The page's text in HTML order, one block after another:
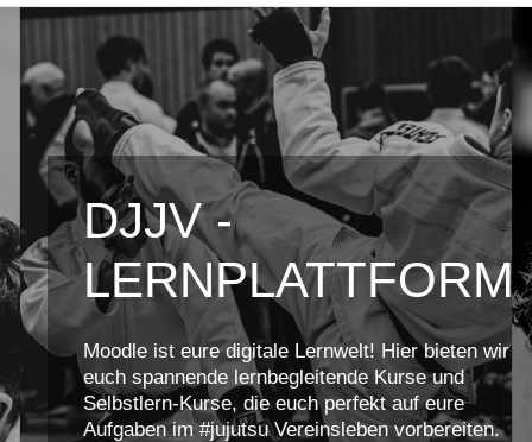
DJJV -
LERNPLATTFORM
Moodle ist eure digitale Lernwelt! Hier bieten wir
euch spannende lernbegleitende Kurse und
Selbstlern-Kurse, die euch perfekt auf eure
Aufgaben im #jujutsu Vereinsleben vorbereiten.